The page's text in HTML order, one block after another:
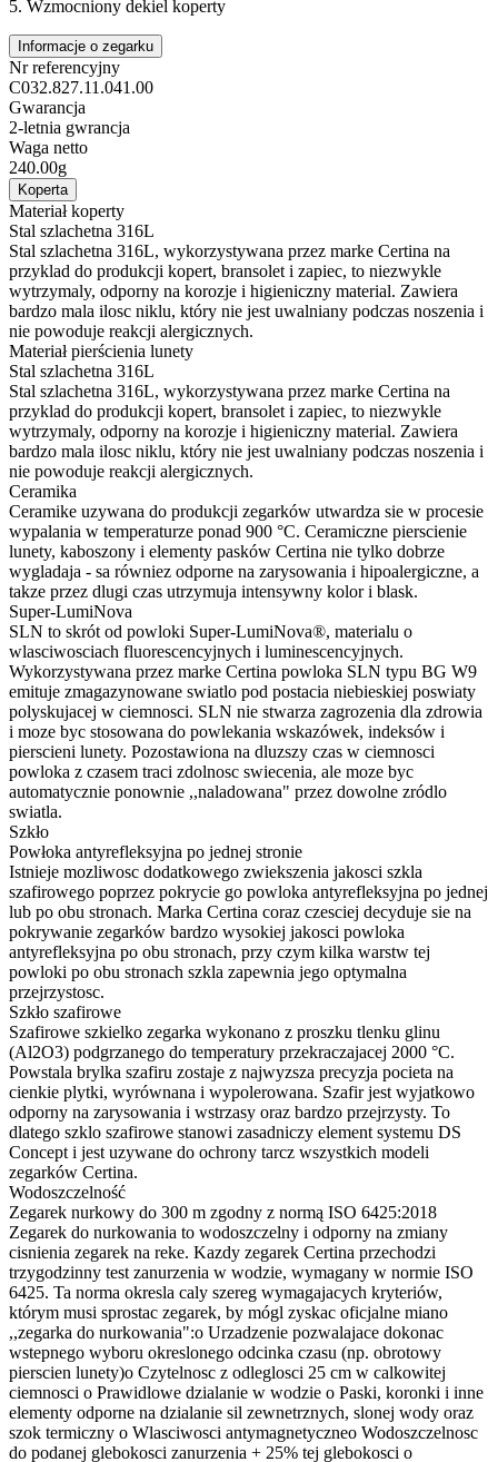
5. Wzmocniony dekiel koperty
Informacje o zegarku
Nr referencyjny
C032.827.11.041.00
Gwarancja
2-letnia gwrancja
Waga netto
240.00g
Koperta
Materiał koperty
Stal szlachetna 316L
Stal szlachetna 316L, wykorzystywana przez marke Certina na
przyklad do produkcji kopert, bransolet i zapiec, to niezwykle
wytrzymaly, odporny na korozje i higieniczny material. Zawiera
bardzo mala ilosc niklu, który nie jest uwalniany podczas noszenia i
nie powoduje reakcji alergicznych.
Materiał pierścienia lunety
Stal szlachetna 316L
Stal szlachetna 316L, wykorzystywana przez marke Certina na
przyklad do produkcji kopert, bransolet i zapiec, to niezwykle
wytrzymaly, odporny na korozje i higieniczny material. Zawiera
bardzo mala ilosc niklu, który nie jest uwalniany podczas noszenia i
nie powoduje reakcji alergicznych.
Ceramika
Ceramike uzywana do produkcji zegarków utwardza sie w procesie
wypalania w temperaturze ponad 900 °C. Ceramiczne pierscienie
lunety, kaboszony i elementy pasków Certina nie tylko dobrze
wygladaja - sa równiez odporne na zarysowania i hipoalergiczne, a
takze przez dlugi czas utrzymuja intensywny kolor i blask.
Super-LumiNova
SLN to skrót od powloki Super-LumiNova®, materialu o
wlasciwosciach fluorescencyjnych i luminescencyjnych.
Wykorzystywana przez marke Certina powloka SLN typu BG W9
emituje zmagazynowane swiatlo pod postacia niebieskiej poswiaty
polyskujacej w ciemnosci. SLN nie stwarza zagrozenia dla zdrowia
i moze byc stosowana do powlekania wskazówek, indeksów i
pierscieni lunety. Pozostawiona na dluzszy czas w ciemnosci
powloka z czasem traci zdolnosc swiecenia, ale moze byc
automatycznie ponownie ,,naladowana" przez dowolne zródlo
swiatla.
Szkło
Powłoka antyrefleksyjna po jednej stronie
Istnieje mozliwosc dodatkowego zwiekszenia jakosci szkla
szafirowego poprzez pokrycie go powloka antyrefleksyjna po jednej
lub po obu stronach. Marka Certina coraz czesciej decyduje sie na
pokrywanie zegarków bardzo wysokiej jakosci powloka
antyrefleksyjna po obu stronach, przy czym kilka warstw tej
powloki po obu stronach szkla zapewnia jego optymalna
przejrzystosc.
Szkło szafirowe
Szafirowe szkielko zegarka wykonano z proszku tlenku glinu
(Al2O3) podgrzanego do temperatury przekraczajacej 2000 °C.
Powstala brylka szafiru zostaje z najwyzsza precyzja pocieta na
cienkie plytki, wyrównana i wypolerowana. Szafir jest wyjatkowo
odporny na zarysowania i wstrzasy oraz bardzo przejrzysty. To
dlatego szklo szafirowe stanowi zasadniczy element systemu DS
Concept i jest uzywane do ochrony tarcz wszystkich modeli
zegarków Certina.
Wodoszczelność
Zegarek nurkowy do 300 m zgodny z normą ISO 6425:2018
Zegarek do nurkowania to wodoszczelny i odporny na zmiany
cisnienia zegarek na reke. Kazdy zegarek Certina przechodzi
trzygodzinny test zanurzenia w wodzie, wymagany w normie ISO
6425. Ta norma okresla caly szereg wymagajacych kryteriów,
którym musi sprostac zegarek, by mógl zyskac oficjalne miano
,,zegarka do nurkowania":o Urzadzenie pozwalajace dokonac
wstepnego wyboru okreslonego odcinka czasu (np. obrotowy
pierscien lunety)o Czytelnosc z odleglosci 25 cm w calkowitej
ciemnosci o Prawidlowe dzialanie w wodzie o Paski, koronki i inne
elementy odporne na dzialanie sil zewnetrznych, slonej wody oraz
szok termiczny o Wlasciwosci antymagnetyczneo Wodoszczelnosc
do podanej glebokosci zanurzenia + 25% tej glebokosci o